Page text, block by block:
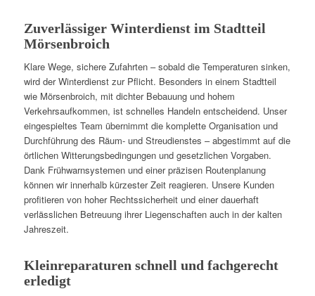
Zuverlässiger Winterdienst im Stadtteil
Mörsenbroich
Klare Wege, sichere Zufahrten – sobald die Temperaturen sinken,
wird der Winterdienst zur Pflicht. Besonders in einem Stadtteil
wie Mörsenbroich, mit dichter Bebauung und hohem
Verkehrsaufkommen, ist schnelles Handeln entscheidend. Unser
eingespieltes Team übernimmt die komplette Organisation und
Durchführung des Räum- und Streudienstes – abgestimmt auf die
örtlichen Witterungsbedingungen und gesetzlichen Vorgaben.
Dank Frühwarnsystemen und einer präzisen Routenplanung
können wir innerhalb kürzester Zeit reagieren. Unsere Kunden
profitieren von hoher Rechtssicherheit und einer dauerhaft
verlässlichen Betreuung ihrer Liegenschaften auch in der kalten
Jahreszeit.
Kleinreparaturen schnell und fachgerecht
erledigt